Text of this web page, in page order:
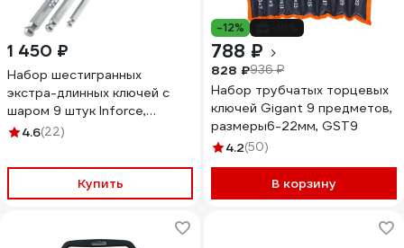
1 450 ₽
Набор шестигранных
экстра-длинных ключей с
шаром 9 штук Inforce,
размеры 1,5-10мм, 06-05-95
4.6(22)
Купить
-12%
788 ₽
828 ₽936 ₽
Набор трубчатых торцевых
ключей Gigant 9 предметов,
размеры6-22мм, GST9
4.2(50)
В корзину